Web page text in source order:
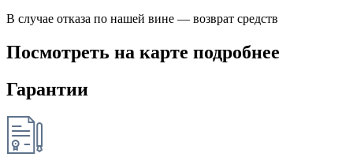
В случае отказа по нашей вине — возврат средств
Посмотреть на карте подробнее
Гарантии